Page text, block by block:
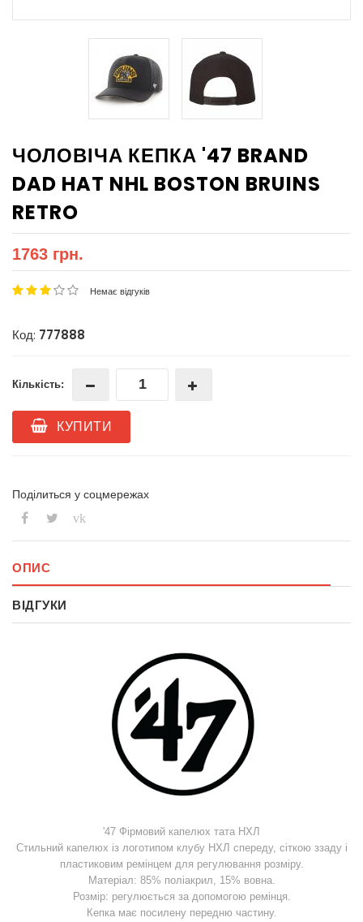
ЧОЛОВІЧА КЕПКА '47 BRAND
DAD HAT NHL BOSTON BRUINS
RETRO
1763 грн.
Немає відгуків
Код: 777888
Кількість:
КУПИТИ
Поділиться у соцмережах
vk
ОПИС
ВІДГУКИ
'47 Фірмовий капелюх тата НХЛ
Стильний капелюх із логотипом клубу НХЛ спереду, сіткою ззаду і
пластиковим ремінцем для регулювання розміру.
Матеріал: 85% поліакрил, 15% вовна.
Розмір: регулюється за допомогою ремінця.
Кепка має посилену передню частину.